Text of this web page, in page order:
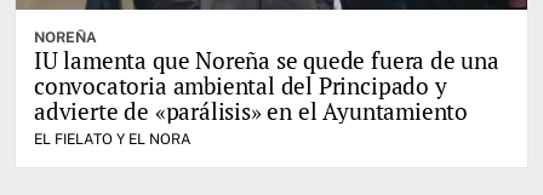
NOREÑA
IU lamenta que Noreña se quede fuera de una
convocatoria ambiental del Principado y
advierte de «parálisis» en el Ayuntamiento
EL FIELATO Y EL NORA